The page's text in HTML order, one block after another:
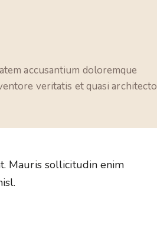
accusantium doloremque
veritatis et quasi architecto
Mauris sollicitudin enim